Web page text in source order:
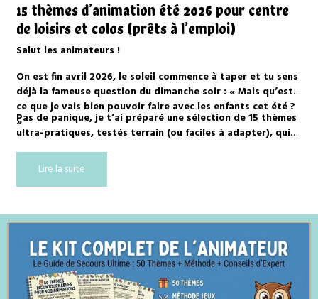
15 thèmes d’animation été 2026 pour centre
de loisirs et colos (prêts à l’emploi)
Salut les animateurs !
On est fin avril 2026, le soleil commence à taper et tu sens
déjà la fameuse question du dimanche soir : « Mais qu’est-
ce que je vais bien pouvoir faire avec les enfants cet été ?
»
Pas de panique, je t’ai préparé une sélection de 15 thèmes
ultra-pratiques, testés terrain (ou faciles à adapter), qui
marchent super bien en centre de loisirs, centre aéré et
colo.Lire la suite